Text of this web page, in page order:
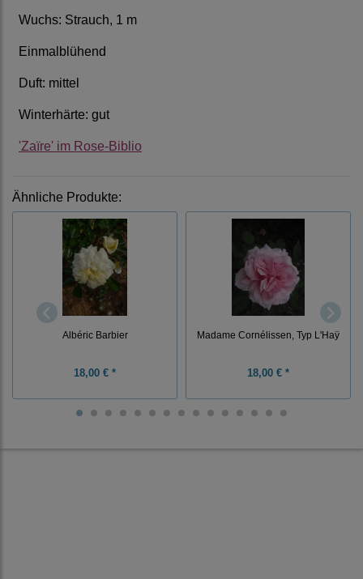
Wuchs: Strauch, 1 m
Einmalblühend
Duft: mittel
Winterhärte: gut
'Zaïre' im Rose-Biblio
Ähnliche Produkte:
Albéric Barbier
18,00 € *
Madame Cornélissen, Typ L'Haÿ
18,00 € *